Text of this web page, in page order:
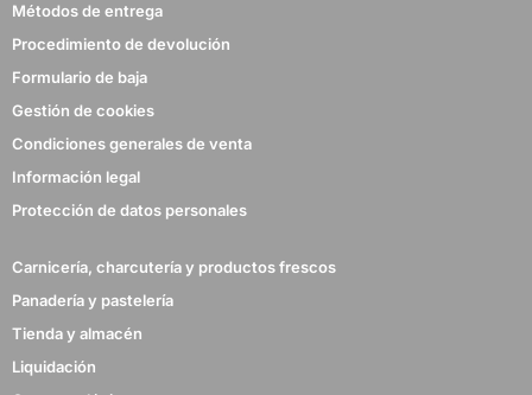
Métodos de entrega
Procedimiento de devolución
Formulario de baja
Gestión de cookies
Condiciones generales de venta
Información legal
Protección de datos personales
Carnicería, charcutería y productos frescos
Panadería y pastelería
Tienda y almacén
Liquidación